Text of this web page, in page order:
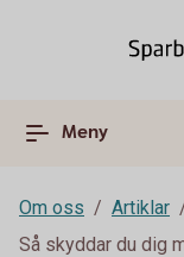
Meny
Om oss
Artiklar
Så skyddar du dig